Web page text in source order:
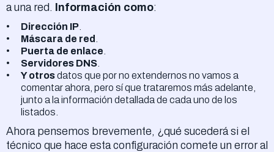
a una red. Información como:
Dirección IP
Máscara de red
Puerta de enlace
Servidores DNS
Y otrosdatos que por no extendernos no vamos a
comentar ahora, pero sí que trataremos más adelante,
junto a la información detallada de cada uno de los
listados.
Ahora pensemos brevemente, ¿qué sucederá si el
técnico que hace esta configuración comete un error al